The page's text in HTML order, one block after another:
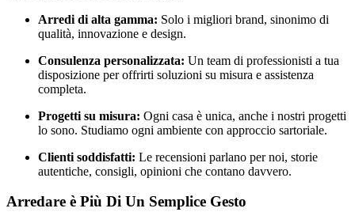
Arredi di alta gamma: Solo i migliori brand, sinonimo di
qualità, innovazione e design.
Consulenza personalizzata: Un team di professionisti a tua
disposizione per offrirti soluzioni su misura e assistenza
completa.
Progetti su misura: Ogni casa è unica, anche i nostri progetti
lo sono. Studiamo ogni ambiente con approccio sartoriale.
Clienti soddisfatti: Le recensioni parlano per noi, storie
autentiche, consigli, opinioni che contano davvero.
Arredare è Più Di Un Semplice Gesto